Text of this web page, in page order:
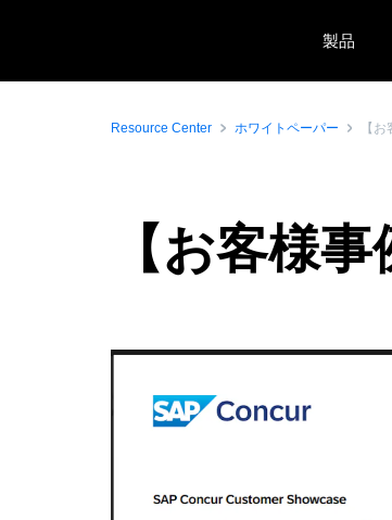
製品
Resource Center ホワイトペーパー 【
【お客様